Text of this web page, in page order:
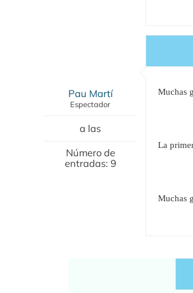
Pau Martí
Espectador
a las
Número de
entradas: 9
Muchas
La
Muchas